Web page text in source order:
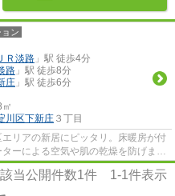
ン
ＪＲ淡路 」駅 徒歩4分
路 」駅 徒歩8分
庄 」駅 徒歩6分
川区下新庄 ３丁目
エリアの新居にピッタリ。床暖房が付
ーによる空気や肌の乾燥を防げま
てます。...
該当公開件数1件 1-1件表示